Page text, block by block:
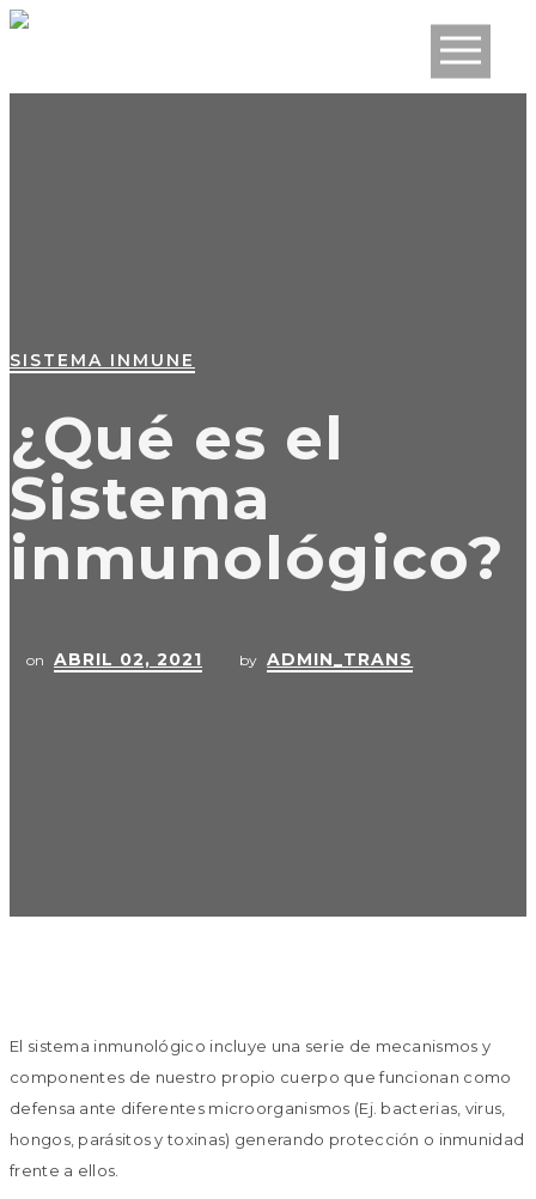
SISTEMA INMUNE
¿Qué es el
Sistema
inmunológico?
on ABRIL 02, 2021 by ADMIN_TRANS
El sistema inmunológico incluye una serie de mecanismos y
componentes de nuestro propio cuerpo que funcionan como
defensa ante diferentes microorganismos (Ej. bacterias, virus,
hongos, parásitos y toxinas) generando protección o inmunidad
frente a ellos.